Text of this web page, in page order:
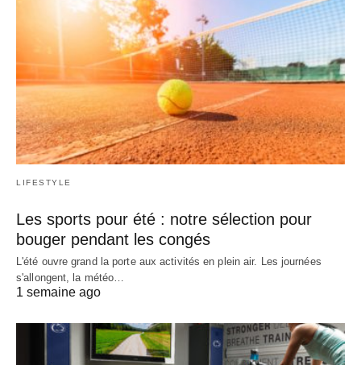
LIFESTYLE
Les sports pour été : notre sélection pour
bouger pendant les congés
L'été ouvre grand la porte aux activités en plein air. Les journées
s'allongent, la météo…
1 semaine ago